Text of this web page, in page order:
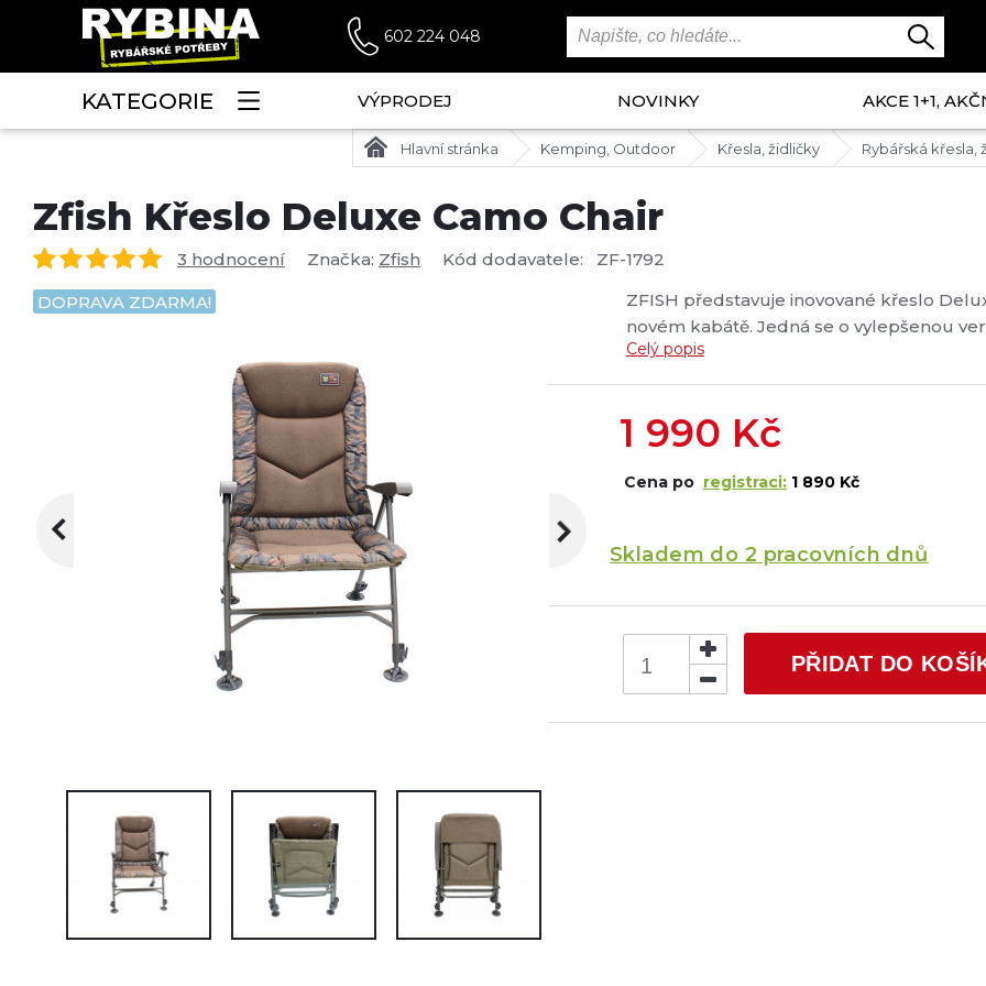
602 224 048
KATEGORIE VÝPRODEJ NOVINKY AKCE 1+1,
Hlavní stránka Kemping, Outdoor Křesla, židličky Rybářská křesla,
Zfish Křeslo Deluxe Camo Chair
3 hodnocení Značka: Zfish Kód dodavatele: ZF-1792
DOPRAVA ZDARMA!
ZFISH představuje inovované křeslo
novém kabátě. Jedná se o vylepšenou
Použitím kvalitních materiálů jsme
stabilní...
Celý popis
1 990 Kč
Cena po registraci: 1 890 Kč
Skladem do 2 pracovních dnů
PŘIDAT DO